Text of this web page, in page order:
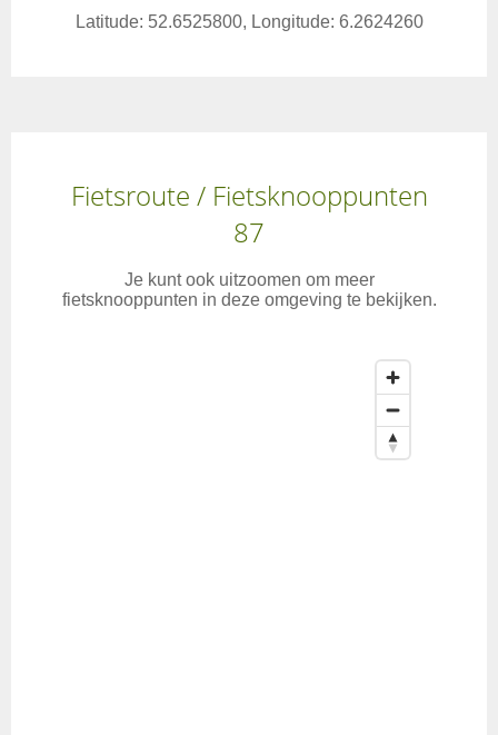
Latitude: 52.6525800, Longitude: 6.2624260
Fietsroute / Fietsknooppunten
87
Je kunt ook uitzoomen om meer
fietsknooppunten in deze omgeving te bekijken.